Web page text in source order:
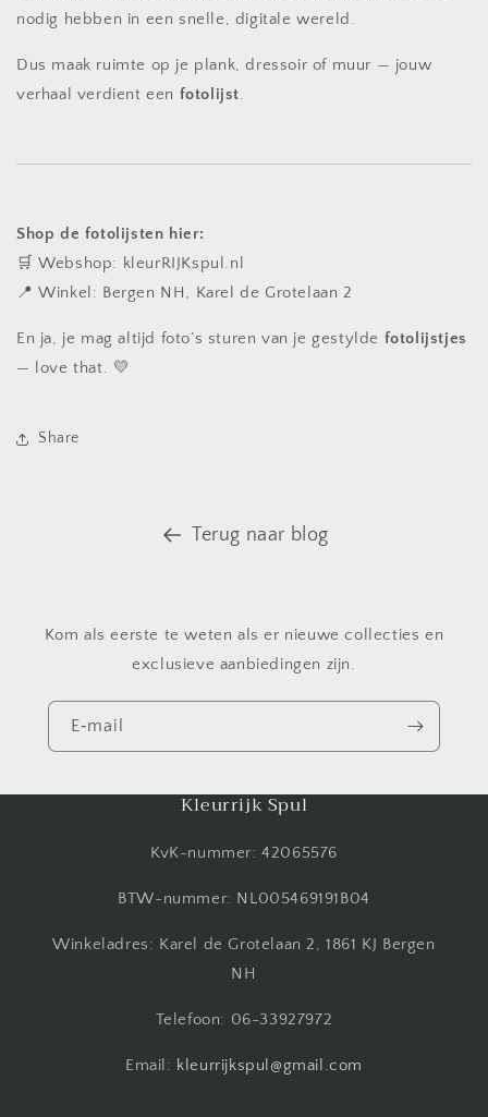
nodig hebben in een snelle, digitale wereld.
Dus maak ruimte op je plank, dressoir of muur — jouw
verhaal verdient een fotolijst.
Shop de fotolijsten hier:
🛒 Webshop: kleurRIJKspul.nl
📍 Winkel: Bergen NH, Karel de Grotelaan 2
En ja, je mag altijd foto’s sturen van je gestylde fotolijstjes
— love that. 💛
Share
Terug naar blog
Kom als eerste te weten als er nieuwe collecties en
exclusieve aanbiedingen zijn.
E‑mail
Kleurrijk Spul
KvK-nummer: 42065576
BTW-nummer: NL005469191B04
Winkeladres: Karel de Grotelaan 2, 1861 KJ Bergen
NH
Telefoon: 06-33927972
Email: kleurrijkspul@gmail.com